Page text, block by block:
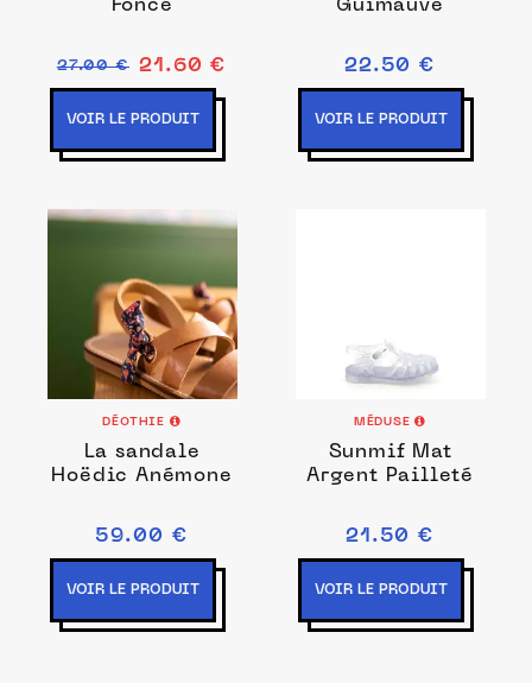
Foncé
27.00 € 21.60 €
VOIR LE PRODUIT
Guimauve
22.50 €
VOIR LE PRODUIT
DÉOTHIE
La sandale
Hoëdic Anémone
59.00 €
VOIR LE PRODUIT
MÉDUSE
Sunmif Mat
Argent Pailleté
21.50 €
VOIR LE PRODUIT